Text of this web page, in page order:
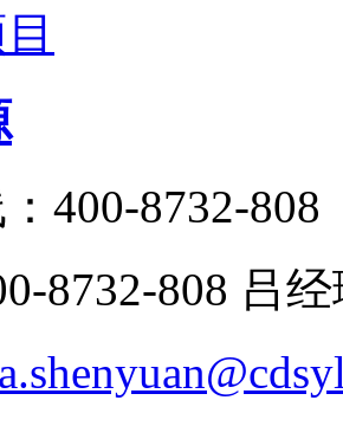
400-8732-808
8732-808 吕